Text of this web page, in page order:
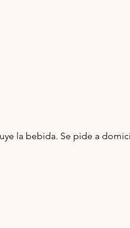
la bebida. Se pide a